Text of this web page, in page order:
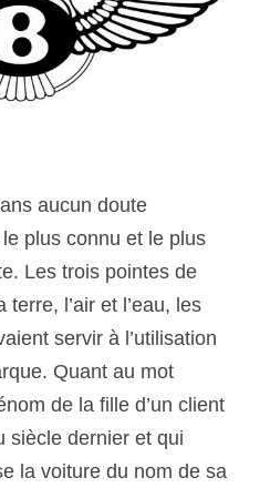
aucun doute
le plus connu et le plus
Les trois pointes de
terre, l’air et l’eau, les
servir à l’utilisation
Quant au mot
de la fille d’un client
siècle dernier et qui
la voiture du nom de sa